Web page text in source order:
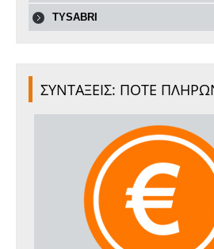
TYSABRI
ΣΥΝΤΑΞΕΙΣ: ΠΟΤΕ